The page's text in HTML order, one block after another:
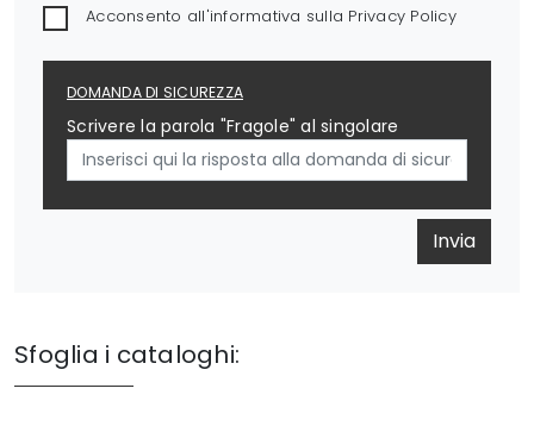
Acconsento all'informativa sulla Privacy Policy
DOMANDA DI SICUREZZA
Scrivere la parola "Fragole" al singolare
Invia
Sfoglia i cataloghi: